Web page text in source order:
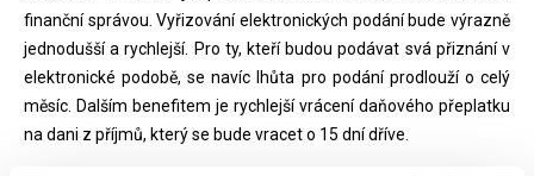
finanční správou. Vyřizování elektronických podání bude výrazně
jednodušší a rychlejší. Pro ty, kteří budou podávat svá přiznání v
elektronické podobě, se navíc lhůta pro podání prodlouží o celý
měsíc. Dalším benefitem je rychlejší vrácení daňového přeplatku
na dani z příjmů, který se bude vracet o 15 dní dříve.